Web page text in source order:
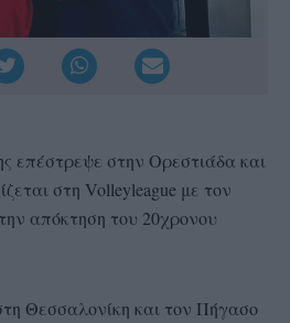
επέστρεψε στην Ορεστιάδα και
στη Volleyleague με τον
απόκτηση του 20χρονου
Θεσσαλονίκη και τον Πήγασο